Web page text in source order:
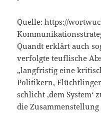
Quelle:https://
Quandt erklärt auch
verfolgte teuflische
„langfristig eine
Politikern,
schlicht ‚dem System‘
die